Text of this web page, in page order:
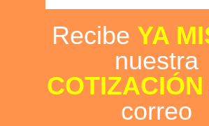
Recibe YA
nuestra
COTIZACIÓN
correo